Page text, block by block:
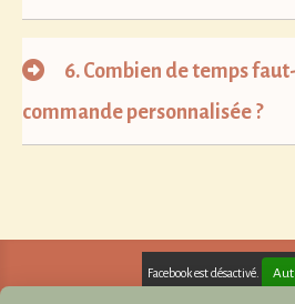
6. Combien de temps
commande personnalisée ?
Facebook est désactivé.